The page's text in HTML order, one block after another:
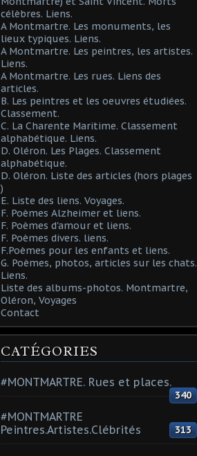
célèbres. Liens.
A Montmartre. Les monuments, les
lieux typiques. Liens.
A Montmartre. Les peintres, les artistes.
Liens.
A Montmartre. Les rues. Liens des
articles.
B. Les peintres et les oeuvres étudiées.
Classement.
C. La Charente Maritime. Classement
alphabétique. Liens.
D. Oléron. Les Plages. Classement
alphabétique.
D. Oléron. Liste des articles (hors plages
)
E. Liste des liens. Voyages.
F. Poèmes Alzheimer et liens.
F. Poèmes d'amour et liens.
F. Poèmes divers. liens.
F.Poèmes pour les enfants et liens.
G. Poèmes, photos, articles sur les chats.
Liens.
Liste des albums-photos. Montmartre,
Oléron, Voyages
Contact
CATÉGORIES
#MONTMARTRE. Rues et places.
340
#MONTMARTRE
Peintres.Artistes.Clébrités
313